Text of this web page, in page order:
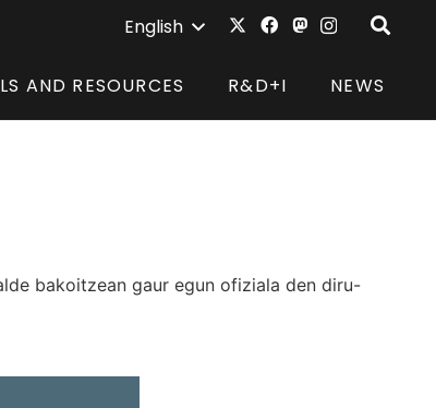
English
AND RESOURCES R&D+I NEWS
bakoitzean gaur egun ofiziala den diru-